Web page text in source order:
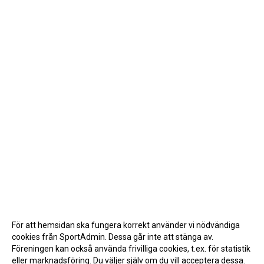
För att hemsidan ska fungera korrekt använder vi nödvändiga
cookies från SportAdmin. Dessa går inte att stänga av.
Föreningen kan också använda frivilliga cookies, t.ex. för statistik
eller marknadsföring. Du väljer själv om du vill acceptera dessa.